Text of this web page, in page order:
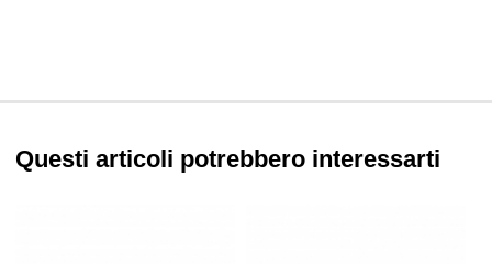
Questi articoli potrebbero interessarti